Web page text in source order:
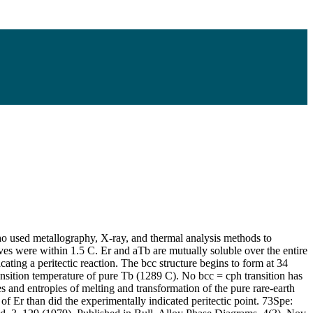
metallography, X-ray, and thermal analysis methods to
were within 1.5 C. Er and aTb are mutually soluble over the entire
a peritectic reaction. The bcc structure begins to form at 34
temperature of pure Tb (1289 C). No bcc = cph transition has
entropies of melting and transformation of the pure rare-earth
Er than did the experimentally indicated peritectic point. 73Spe: